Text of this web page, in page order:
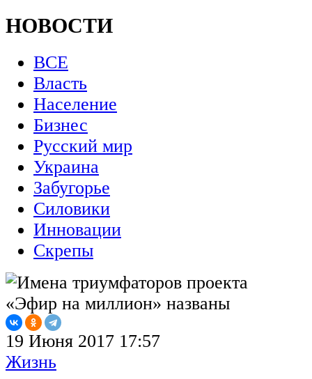
НОВОСТИ
ВСЕ
Власть
Население
Бизнес
Русский мир
Украина
Забугорье
Силовики
Инновации
Скрепы
19 Июня 2017 17:57
Жизнь